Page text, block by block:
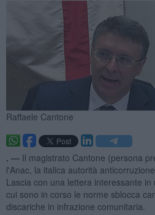
Raffaele Cantone
. — Il magistrato Cantone (persona
l'Anac, la italica autorità anticorruzione.
Lascia con una lettera interessante
cui sono in corso le norme sblocca
discariche in infrazione comunitaria.